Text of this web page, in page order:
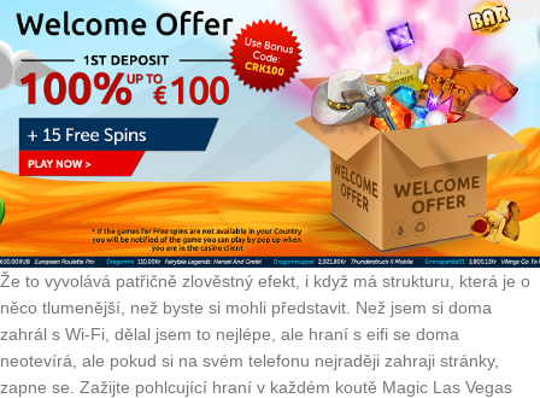
Že to vyvolává patřičně zlověstný efekt, i když má strukturu, která je o
něco tlumenější, než byste si mohli představit. Než jsem si doma
zahrál s Wi-Fi, dělal jsem to nejlépe, ale hraní s eifi se doma
neotevírá, ale pokud si na svém telefonu nejraději zahraji stránky,
zapne se. Zažijte pohlcující hraní v každém koutě Magic Las Vegas